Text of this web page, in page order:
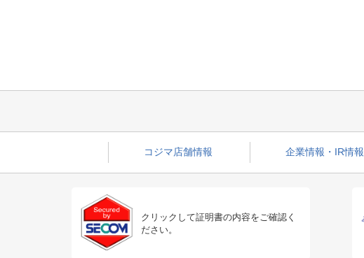
コジマ店舗情報 企業情報・IR情報
クリックして証明書の内容をご確認く
ださい。